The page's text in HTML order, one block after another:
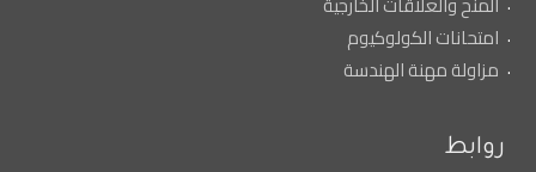
امتحانات الكولوكيوم
مزاولة مهنة الهندسة
روابط